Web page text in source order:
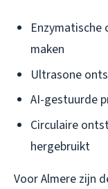
maken
Ultrasone
AI-gestuurde
Circulaire
hergebruikt
Voor Almere zijn